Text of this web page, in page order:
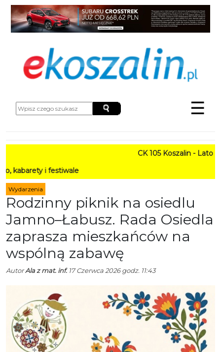
☰
CK 105 Koszalin - Lato w
i festiwale
Wydarzenia
Rodzinny piknik na osiedlu
Jamno–Łabusz. Rada Osiedla
zaprasza mieszkańców na
wspólną zabawę
AutorAla z mat. inf. 17 Czerwca 2026 godz. 11:43